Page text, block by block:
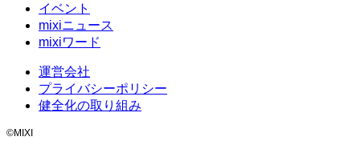
イベント
mixiニュース
mixiワード
運営会社
プライバシーポリシー
健全化の取り組み
©MIXI